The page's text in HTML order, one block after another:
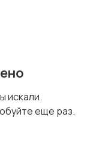
искали.
еще раз.